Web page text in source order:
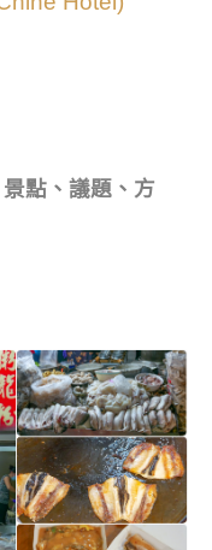
點、議題、方